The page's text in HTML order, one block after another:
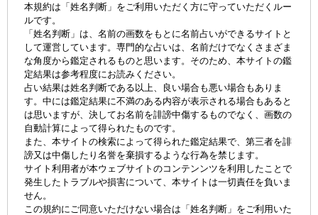
本規約は「姓名判断」をご利用いただく方に守っていただくルー
ルです。
「姓名判断」は、名前の画数をもとに名前占いができるサイトと
して運営しています。専門的な占いは、名前だけでなくさまざま
な角度から鑑定されるものと思います。そのため、本サイトの鑑
定結果は参考程度にお読みください。
占い結果は姓名判断である以上、良い場合も悪い場合もありま
す。中には鑑定結果に不満のある内容が表示される場合もあると
は思いますが、決してお名前を誹謗中傷するものでなく、画数の
自動計算によって得られたものです。
また、本サイトの検索によって得られた鑑定結果で、第三者を誹
謗又は中傷したり名誉を棄損するような行為を禁じます。
サイト利用者が本ウェブサイトのコンテンンツを利用したことで
発生したトラブルや損害について、本サイトは一切責任を負いま
せん。
この規約にご同意いただけない場合は「姓名判断」をご利用いた